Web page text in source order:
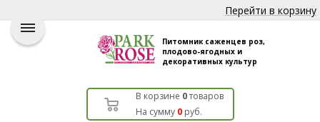
Перейти в корзину
Питомник саженцев роз,
плодово-ягодных и
декоративных культур
В корзине 0товаров
На сумму 0руб.